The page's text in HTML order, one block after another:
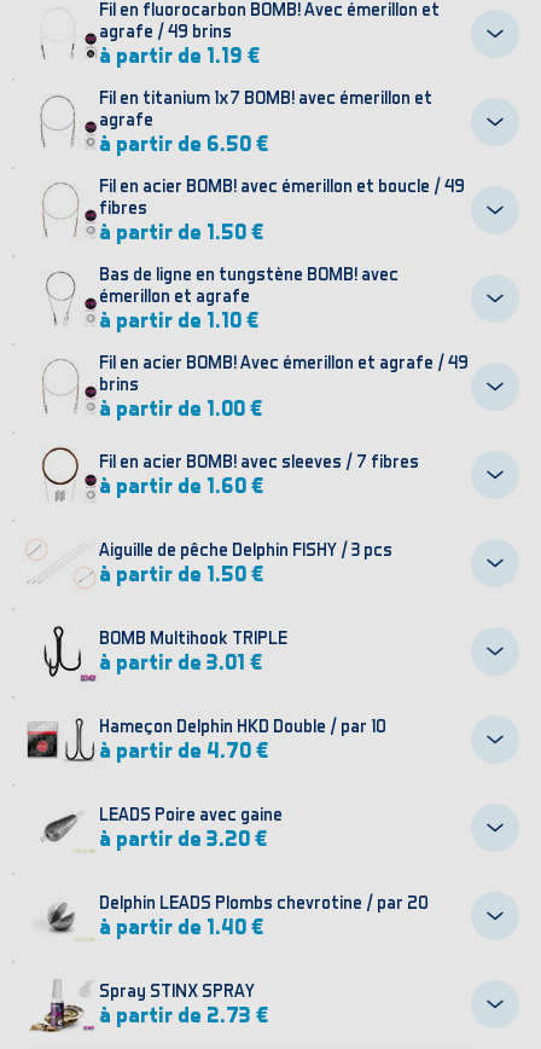
Fil en fluorocarbon BOMB! Avec émerillon et
agrafe / 49 brins
à partir de 1.19 €
Fil en titanium 1x7 BOMB! avec émerillon et
agrafe
à partir de 6.50 €
Fil en acier BOMB! avec émerillon et boucle / 49
fibres
à partir de 1.50 €
Bas de ligne en tungstène BOMB! avec
émerillon et agrafe
à partir de 1.10 €
Fil en acier BOMB! Avec émerillon et agrafe / 49
brins
à partir de 1.00 €
Fil en acier BOMB! avec sleeves / 7 fibres
à partir de 1.60 €
Aiguille de pêche Delphin FISHY / 3 pcs
à partir de 1.50 €
BOMB Multihook TRIPLE
à partir de 3.01 €
Hameҫon Delphin HKD Double / par 10
à partir de 4.70 €
LEADS Poire avec gaine
à partir de 3.20 €
Delphin LEADS Plombs chevrotine / par 20
à partir de 1.40 €
Spray STINX SPRAY
à partir de 2.73 €